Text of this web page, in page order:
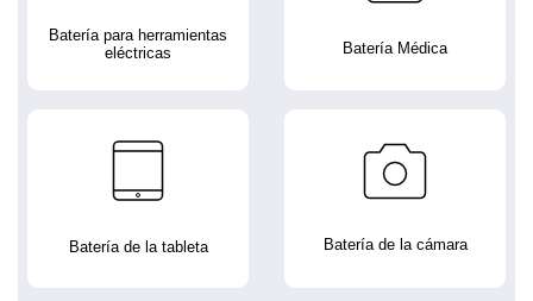
Batería para herramientas
eléctricas
Batería Médica
Batería de la tableta Batería de la cámara